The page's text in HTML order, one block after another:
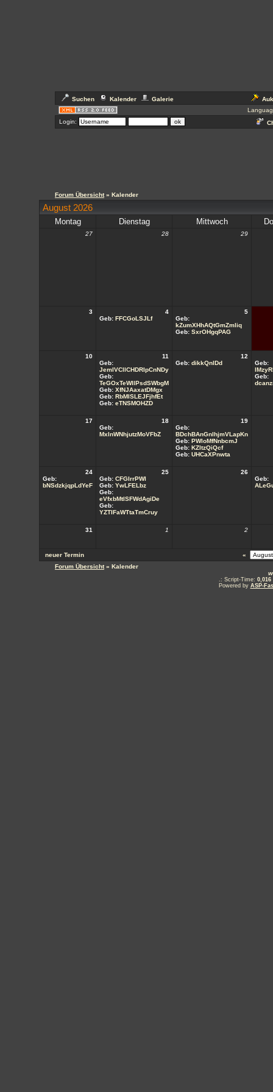
Suchen Kalender Galerie
Login:
Forum Übersicht» Kalender
August 2026
Montag Dienstag Mittwoch
27 28 29
3
4
Geb: FFCGoLSJLf
5
Geb:
kZumXHhAQtGmZmliq
Geb: SxrOHgqPAG
10
11
Geb:
JemIVCllCHDRIpCnNDy
Geb:
TeGOxTeWIlPsdSWbgM
Geb: XfNJAaxatDMgx
Geb: RbMlSLEJFjhfEt
Geb: eTNSMOHZD
12
Geb: dikkQnlDd
Geb:
Geb:
17
18
Geb:
MxlnWNhjutzMoVFbZ
19
Geb:
BDchBAnGnlhjmVLapKn
Geb: PWloMfNnbcmJ
Geb: KZltzQiQcf
Geb: UHCaXPnwta
24
Geb:
bNSdzkjqpLdYeF
25
Geb: CFGIrrPWI
Geb: YwLFELbz
Geb:
eVfxbMtlSFWdAgiDe
Geb:
YZTIFaWTtaTmCruy
26
Geb:
31 1 2
neuer Termin
«
Forum Übersicht» Kalender
.: Script-Time: 0,016
Powered by ASP-